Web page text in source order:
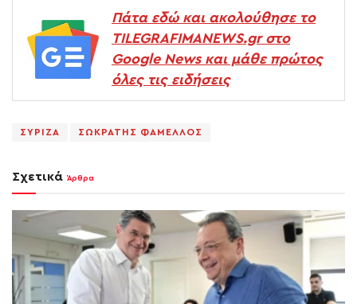
Πάτα εδώ και ακολούθησε το
TILEGRAFIMANEWS.gr στο
Google News και μάθε πρώτος
όλες τις ειδήσεις
ΣΥΡΙΖΑ ΣΩΚΡΑΤΗΣ ΦΑΜΕΛΛΟΣ
Σχετικά Άρθρα